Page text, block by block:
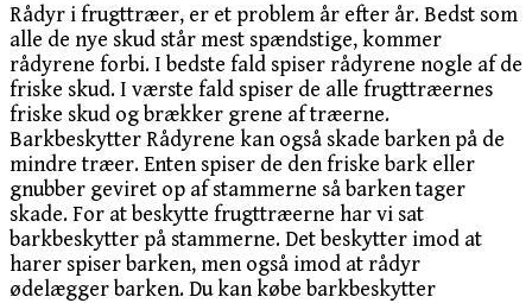
Rådyr i frugttræer, er et problem år efter år. Bedst som
alle de nye skud står mest spændstige, kommer
rådyrene forbi. I bedste fald spiser rådyrene nogle af de
friske skud. I værste fald spiser de alle frugttræernes
friske skud og brækker grene af træerne.
Barkbeskytter Rådyrene kan også skade barken på de
mindre træer. Enten spiser de den friske bark eller
gnubber geviret op af stammerne så barken tager
skade. For at beskytte frugttræerne har vi sat
barkbeskytter på stammerne. Det beskytter imod at
harer spiser barken, men også imod at rådyr
ødelægger barken. Du kan købe barkbeskytter